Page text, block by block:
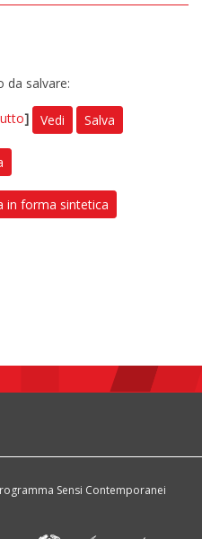
da salvare:
] Vedi Salva
in forma sintetica
Sensi Contemporanei